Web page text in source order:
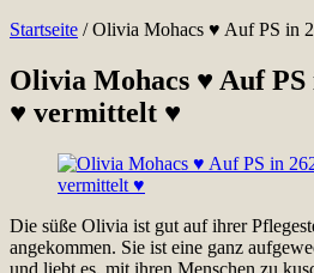
Startseite /Olivia Mohacs ♥ Auf PS in
Olivia Mohacs ♥ Auf PS
♥ vermittelt ♥
Die süße Olivia ist gut auf ihrer
angekommen. Sie ist eine ganz
und liebt es, mit ihren Menschen zu